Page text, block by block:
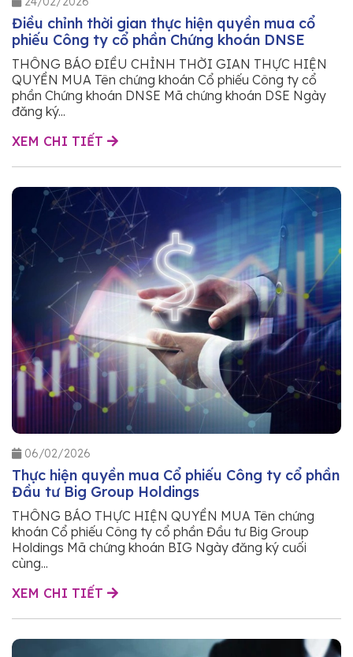
Điều chỉnh thời gian thực hiện quyền mua cổ
phiếu Công ty cổ phần Chứng khoán DNSE
THÔNG BÁO ĐIỀU CHỈNH THỜI GIAN THỰC HIỆN
QUYỀN MUA Tên chứng khoán Cổ phiếu Công ty cổ
phần Chứng khoán DNSE Mã chứng khoán DSE Ngày
đăng ký...
XEM CHI TIẾT
06/02/2026
Thực hiện quyền mua Cổ phiếu Công ty cổ phần
Đầu tư Big Group Holdings
THÔNG BÁO THỰC HIỆN QUYỀN MUA Tên chứng
khoán Cổ phiếu Công ty cổ phần Đầu tư Big Group
Holdings Mã chứng khoán BIG Ngày đăng ký cuối
cùng...
XEM CHI TIẾT